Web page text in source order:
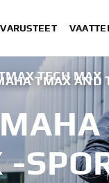
TMAX AND
TECH MAX
-